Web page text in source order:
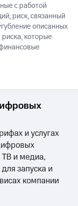
с работой
риск, связанный
описанных
которые
и услугах
и медиа,
запуска и
компании